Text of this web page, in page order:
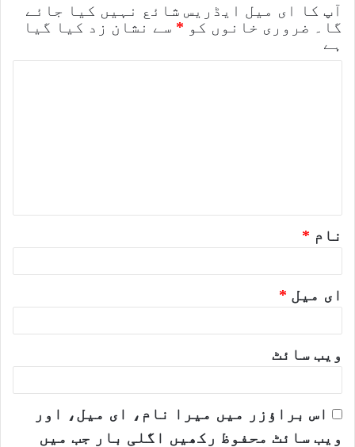
آپ کا ای میل ایڈریس شائع نہیں کیا جائے
گا۔
ضروری خانوں کو * سے نشان زد کیا گیا
ہے
نام *
ای میل *
ویب‌ سائٹ
اس براؤزر میں میرا نام، ای میل، اور
ویب سائٹ محفوظ رکھیں اگلی بار جب میں